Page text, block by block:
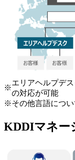
※
エリアヘルプデ
の対応が可能
※その他言語につ
KDDIマネー